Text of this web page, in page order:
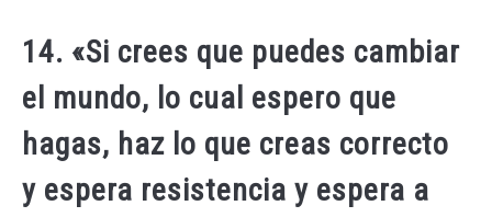
14. «Si crees que puedes cambiar
el mundo, lo cual espero que
hagas, haz lo que creas correcto
y espera resistencia y espera a